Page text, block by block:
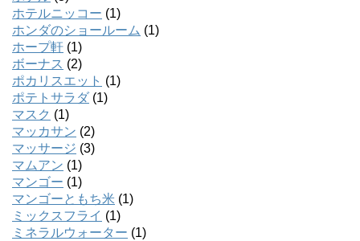
ホテルニッコー (1)
ホンダのショールーム (1)
ホープ軒 (1)
ボーナス (2)
ポカリスエット (1)
ポテトサラダ (1)
マスク (1)
マッカサン (2)
マッサージ (3)
マムアン (1)
マンゴー (1)
マンゴーともち米 (1)
ミックスフライ (1)
ミネラルウォーター (1)